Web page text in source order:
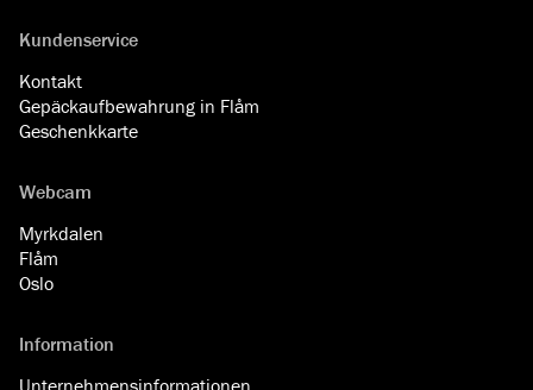
Kundenservice
Kontakt
Gepäckaufbewahrung in Flåm
Geschenkkarte
Webcam
Myrkdalen
Flåm
Oslo
Information
Unternehmensinformationen